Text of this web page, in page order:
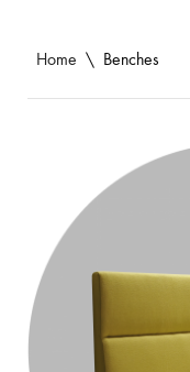
Home \ Benches